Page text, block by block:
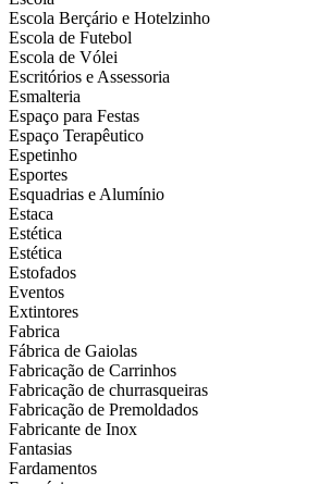
Escola Berçário e Hotelzinho
Escola de Futebol
Escola de Vólei
Escritórios e Assessoria
Esmalteria
Espaço para Festas
Espaço Terapêutico
Espetinho
Esportes
Esquadrias e Alumínio
Estaca
Estética
Estética
Estofados
Eventos
Extintores
Fabrica
Fábrica de Gaiolas
Fabricação de Carrinhos
Fabricação de churrasqueiras
Fabricação de Premoldados
Fabricante de Inox
Fantasias
Fardamentos